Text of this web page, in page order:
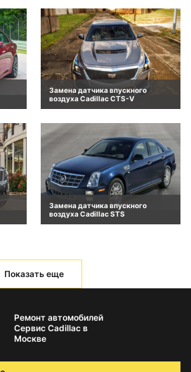
Замена датчика впускного
воздуха Cadillac CTS-V
Замена датчика впускного
воздуха Cadillac STS
Показать еще
Ремонт автомобилей
Сервис Cadillac в
Москве